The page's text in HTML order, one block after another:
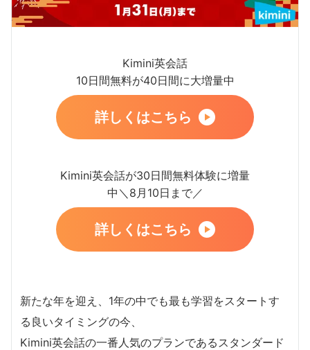
Kimini英会話
10日間無料が40日間に大増量中
詳しくはこちら
Kimini英会話が30日間無料体験に増量
中＼8月10日まで／
詳しくはこちら
新たな年を迎え、1年の中でも最も学習をスタートす
る良いタイミングの今、
Kimini英会話の一番人気のプランであるスタンダード